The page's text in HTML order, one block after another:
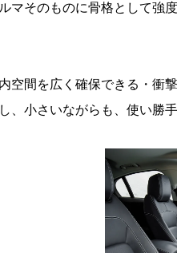
マそのものに骨格として強
空間を広く確保できる・衝
、小さいながらも、使い勝